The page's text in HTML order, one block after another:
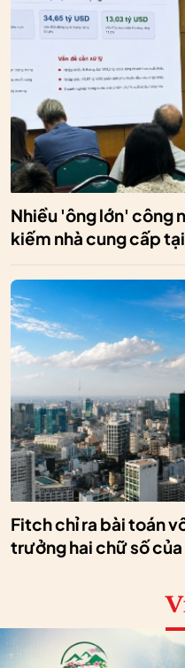
Nhiều 'ông lớn' công
kiếm nhà cung cấp
Fitch chỉ ra bài toán
trưởng hai chữ số